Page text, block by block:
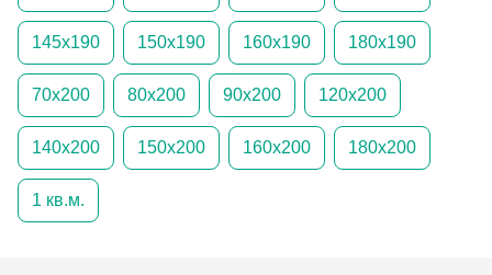
145х190 150х190 160х190 180х190
70х200 80х200 90х200 120х200
140х200 150х200 160х200 180х200
1 кв.м.